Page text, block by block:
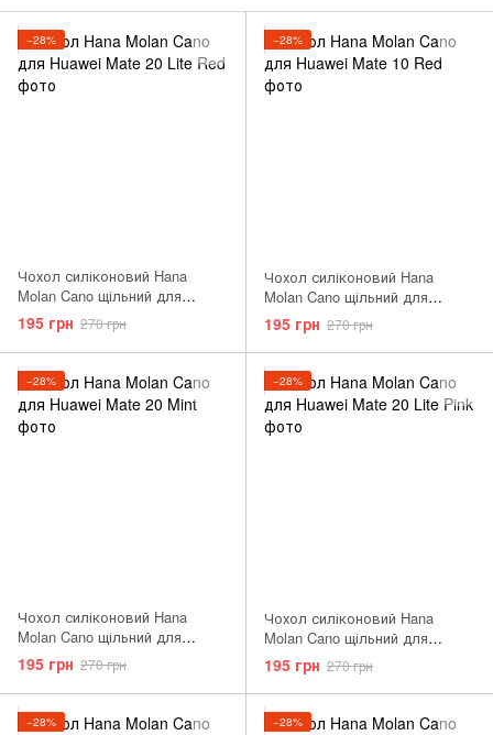
−28%
Чохол силіконовий Hana
Molan Cano щільний для
Huawei Matte 20 Lite червоний
Red
195 грн 270 грн
−28%
Чохол силіконовий Hana
Molan Cano щільний для
Huawei Matte 10 червоний Red
195 грн 270 грн
−28%
Чохол силіконовий Hana
Molan Cano щільний для
Huawei Matte 20 м'ятний Mint
195 грн 270 грн
−28%
Чохол силіконовий Hana
Molan Cano щільний для
Huawei Matte 20 Lite рожевий
Pink
195 грн 270 грн
−28% −28%